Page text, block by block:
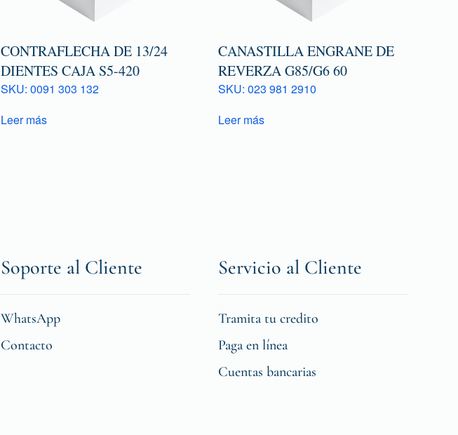
CONTRAFLECHA DE 13/24
DIENTES CAJA S5-420
SKU: 0091 303 132
Leer más
CANASTILLA ENGRANE DE
REVERZA G85/G6 60
SKU: 023 981 2910
Leer más
Soporte al Cliente
WhatsApp
Contacto
Servicio al Cliente
Tramita tu credito
Paga en línea
Cuentas bancarias